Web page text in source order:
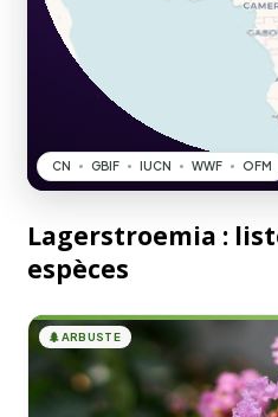
Lagerstroemia :
espèces
🌲ARBUSTE